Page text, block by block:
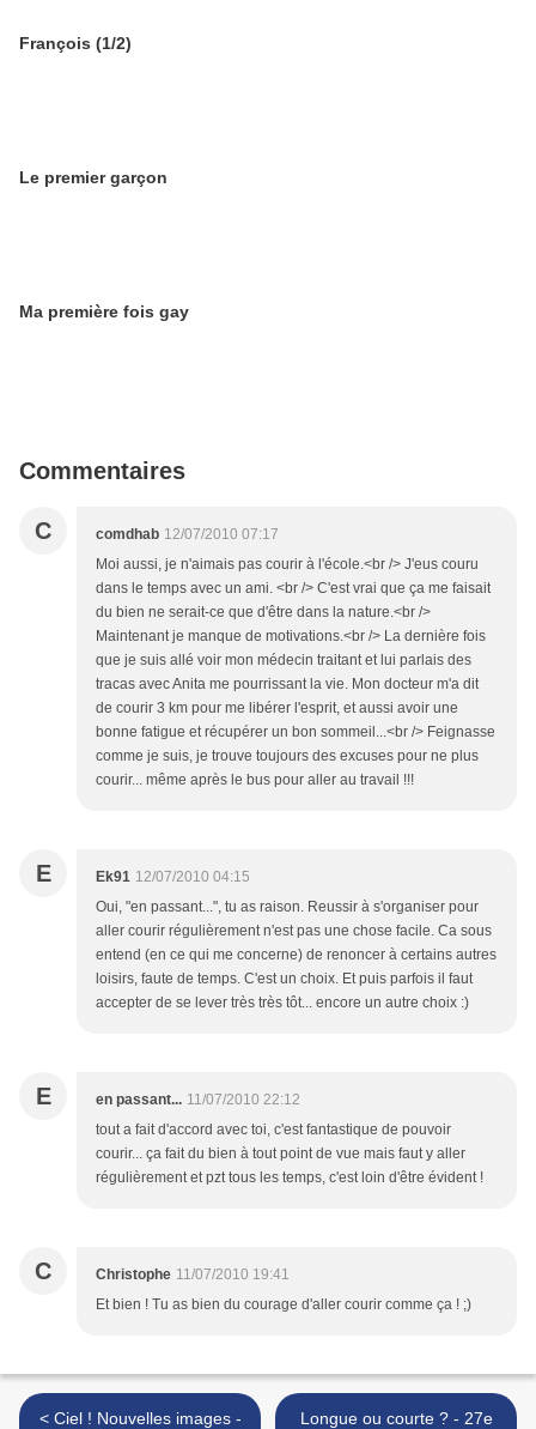
François (1/2)
Le premier garçon
Ma première fois gay
Commentaires
C comdhab 12/07/2010 07:17
Moi aussi, je n'aimais pas courir à l'école.<br /> J'eus couru
dans le temps avec un ami. <br /> C'est vrai que ça me faisait
du bien ne serait-ce que d'être dans la nature.<br />
Maintenant je manque de motivations.<br /> La dernière fois
que je suis allé voir mon médecin traitant et lui parlais des
tracas avec Anita me pourrissant la vie. Mon docteur m'a dit
de courir 3 km pour me libérer l'esprit, et aussi avoir une
bonne fatigue et récupérer un bon sommeil...<br /> Feignasse
comme je suis, je trouve toujours des excuses pour ne plus
courir... même après le bus pour aller au travail !!!
E Ek91 12/07/2010 04:15
Oui, "en passant...", tu as raison. Reussir à s'organiser pour
aller courir régulièrement n'est pas une chose facile. Ca sous
entend (en ce qui me concerne) de renoncer à certains autres
loisirs, faute de temps. C'est un choix. Et puis parfois il faut
accepter de se lever très très tôt... encore un autre choix :)
E en passant... 11/07/2010 22:12
tout a fait d'accord avec toi, c'est fantastique de pouvoir
courir... ça fait du bien à tout point de vue mais faut y aller
régulièrement et pzt tous les temps, c'est loin d'être évident !
C Christophe 11/07/2010 19:41
Et bien ! Tu as bien du courage d'aller courir comme ça ! ;)
< Ciel ! Nouvelles images -
Longue ou courte ? - 27e